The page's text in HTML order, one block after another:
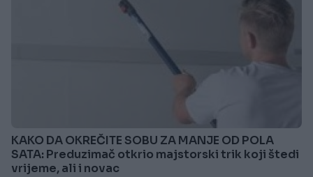
KAKO DA OKREČITE SOBU ZA MANJE OD POLA
SATA: Preduzimač otkrio majstorski trik koji štedi
vrijeme, ali i novac